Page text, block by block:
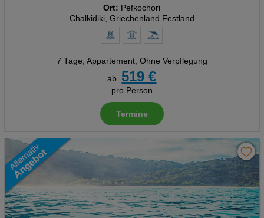
Ort: Pefkochori
Chalkidiki, Griechenland Festland
7 Tage, Appartement, Ohne Verpflegung
ab
519 €
pro Person
Termine